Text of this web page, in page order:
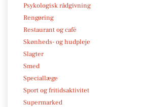
Psykologisk rådgivning
Rengøring
Restaurant og café
Skønheds- og hudpleje
Slagter
Smed
Speciallæge
Sport og fritidsaktivitet
Supermarked